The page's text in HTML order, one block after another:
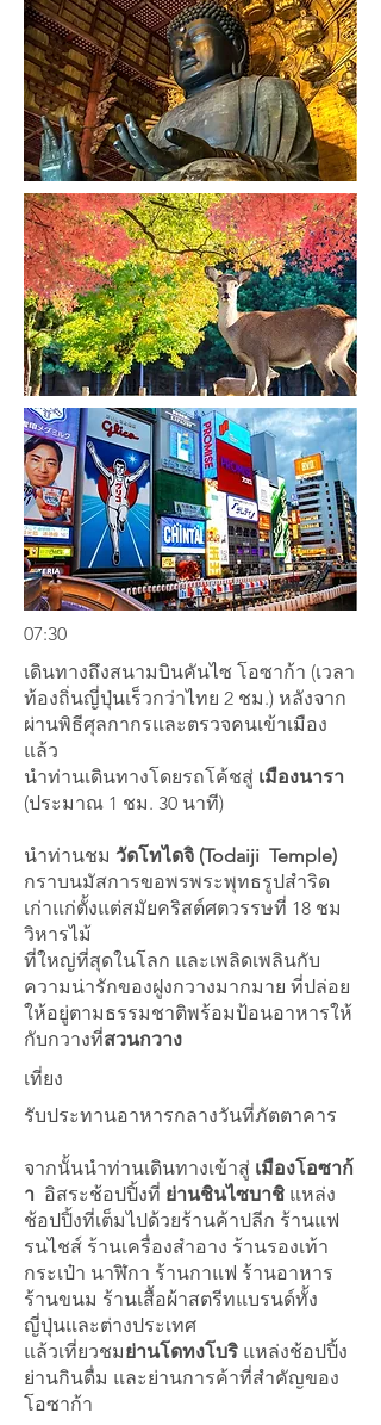
07:30
เดินทางถึงสนามบินคันไซ โอซาก้า (เวลา
ท้องถิ่นญี่ปุ่นเร็วกว่าไทย 2 ชม.) หลังจาก
ผ่านพิธีศุลกากรและตรวจคนเข้าเมือง
แล้ว
นำท่านเดินทางโดยรถโค้ชสู่ เมืองนารา
(ประมาณ 1 ชม. 30 นาที)
นำท่านชม วัดโทไดจิ (Todaiji Temple)
กราบนมัสการขอพรพระพุทธรูปสำริด
เก่าแก่ตั้งแต่สมัยคริสต์ศตวรรษที่ 18 ชม
วิหารไม้
ที่ใหญ่ที่สุดในโลก และเพลิดเพลินกับ
ความน่ารักของฝูงกวางมากมาย ที่ปล่อย
ให้อยู่ตามธรรมชาติพร้อมป้อนอาหารให้
กับกวางที่สวนกวาง
เที่ยง
รับประทานอาหารกลางวันที่ภัตตาคาร
จากนั้นนำท่านเดินทางเข้าสู่ เมืองโอซาก้
า อิสระช้อปปิ้งที่ ย่านชินไซบาชิ แหล่ง
ช้อปปิ้งที่เต็มไปด้วยร้านค้าปลีก ร้านแฟ
รนไชส์ ร้านเครื่องสำอาง ร้านรองเท้า
กระเป๋า นาฬิกา ร้านกาแฟ ร้านอาหาร
ร้านขนม ร้านเสื้อผ้าสตรีทแบรนด์ทั้ง
ญี่ปุ่นและต่างประเทศ
แล้วเที่ยวชมย่านโดทงโบริ แหล่งช้อปปิ้ง
ย่านกินดื่ม และย่านการค้าที่สำคัญของ
โอซาก้า